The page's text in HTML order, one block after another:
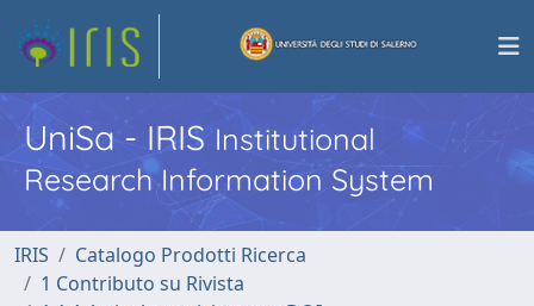
UniSa - IRISInstitutional
Research Information System
IRIS
Catalogo Prodotti Ricerca
1 Contributo su Rivista